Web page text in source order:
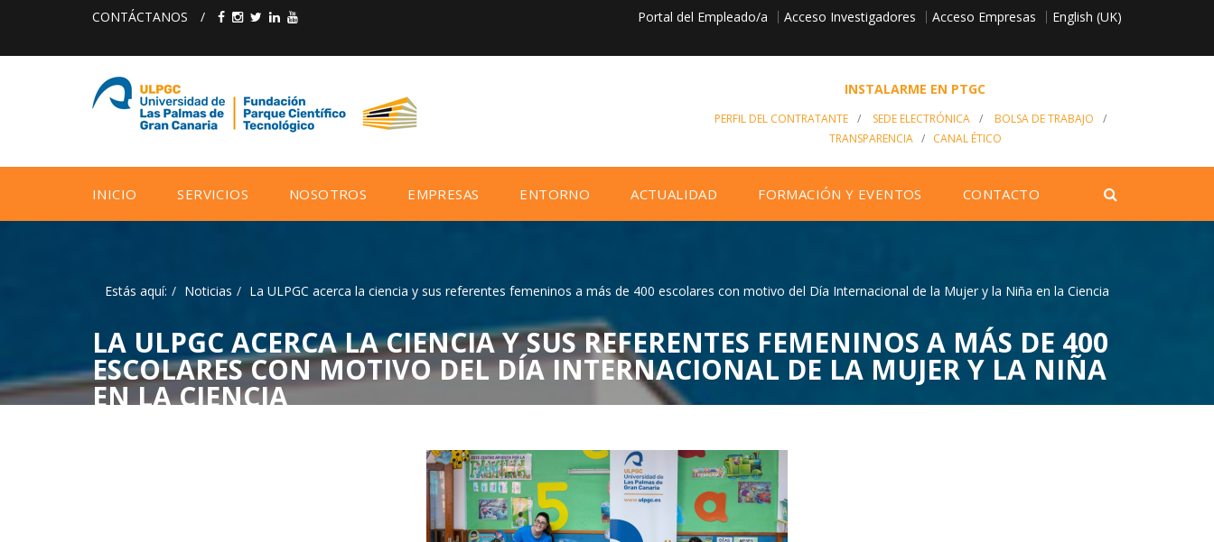
CONTÁCTANOS / Portal del Empleado/a Acceso Investigadores Acceso Empresas English (UK)
INSTALARME EN PTGC
PERFIL DEL CONTRATANTE / SEDE ELECTRÓNICA / BOLSA DE TRABAJO
/
TRANSPARENCIA/ CANAL ÉTICO
INICIO SERVICIOS NOSOTROS EMPRESAS ENTORNO ACTUALIDAD FORMACIÓN Y EVENTOS CONTACTO
LA ULPGC ACERCA LA CIENCIA Y SUS REFERENTES FEMENINOS A MÁS DE 400
ESCOLARES CON MOTIVO DEL DÍA INTERNACIONAL DE LA MUJER Y LA NIÑA
EN LA CIENCIA
Estás aquí: Noticias La ULPGC acerca la ciencia y sus referentes femeninos a más de 400 escolares con motivo del Día Internacional de la Mujer y la Niña en la Ciencia